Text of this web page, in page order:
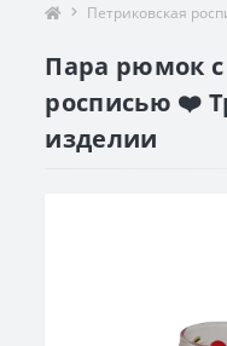
Петриковская
Пара рюмок с
росписью ❤️
изделии